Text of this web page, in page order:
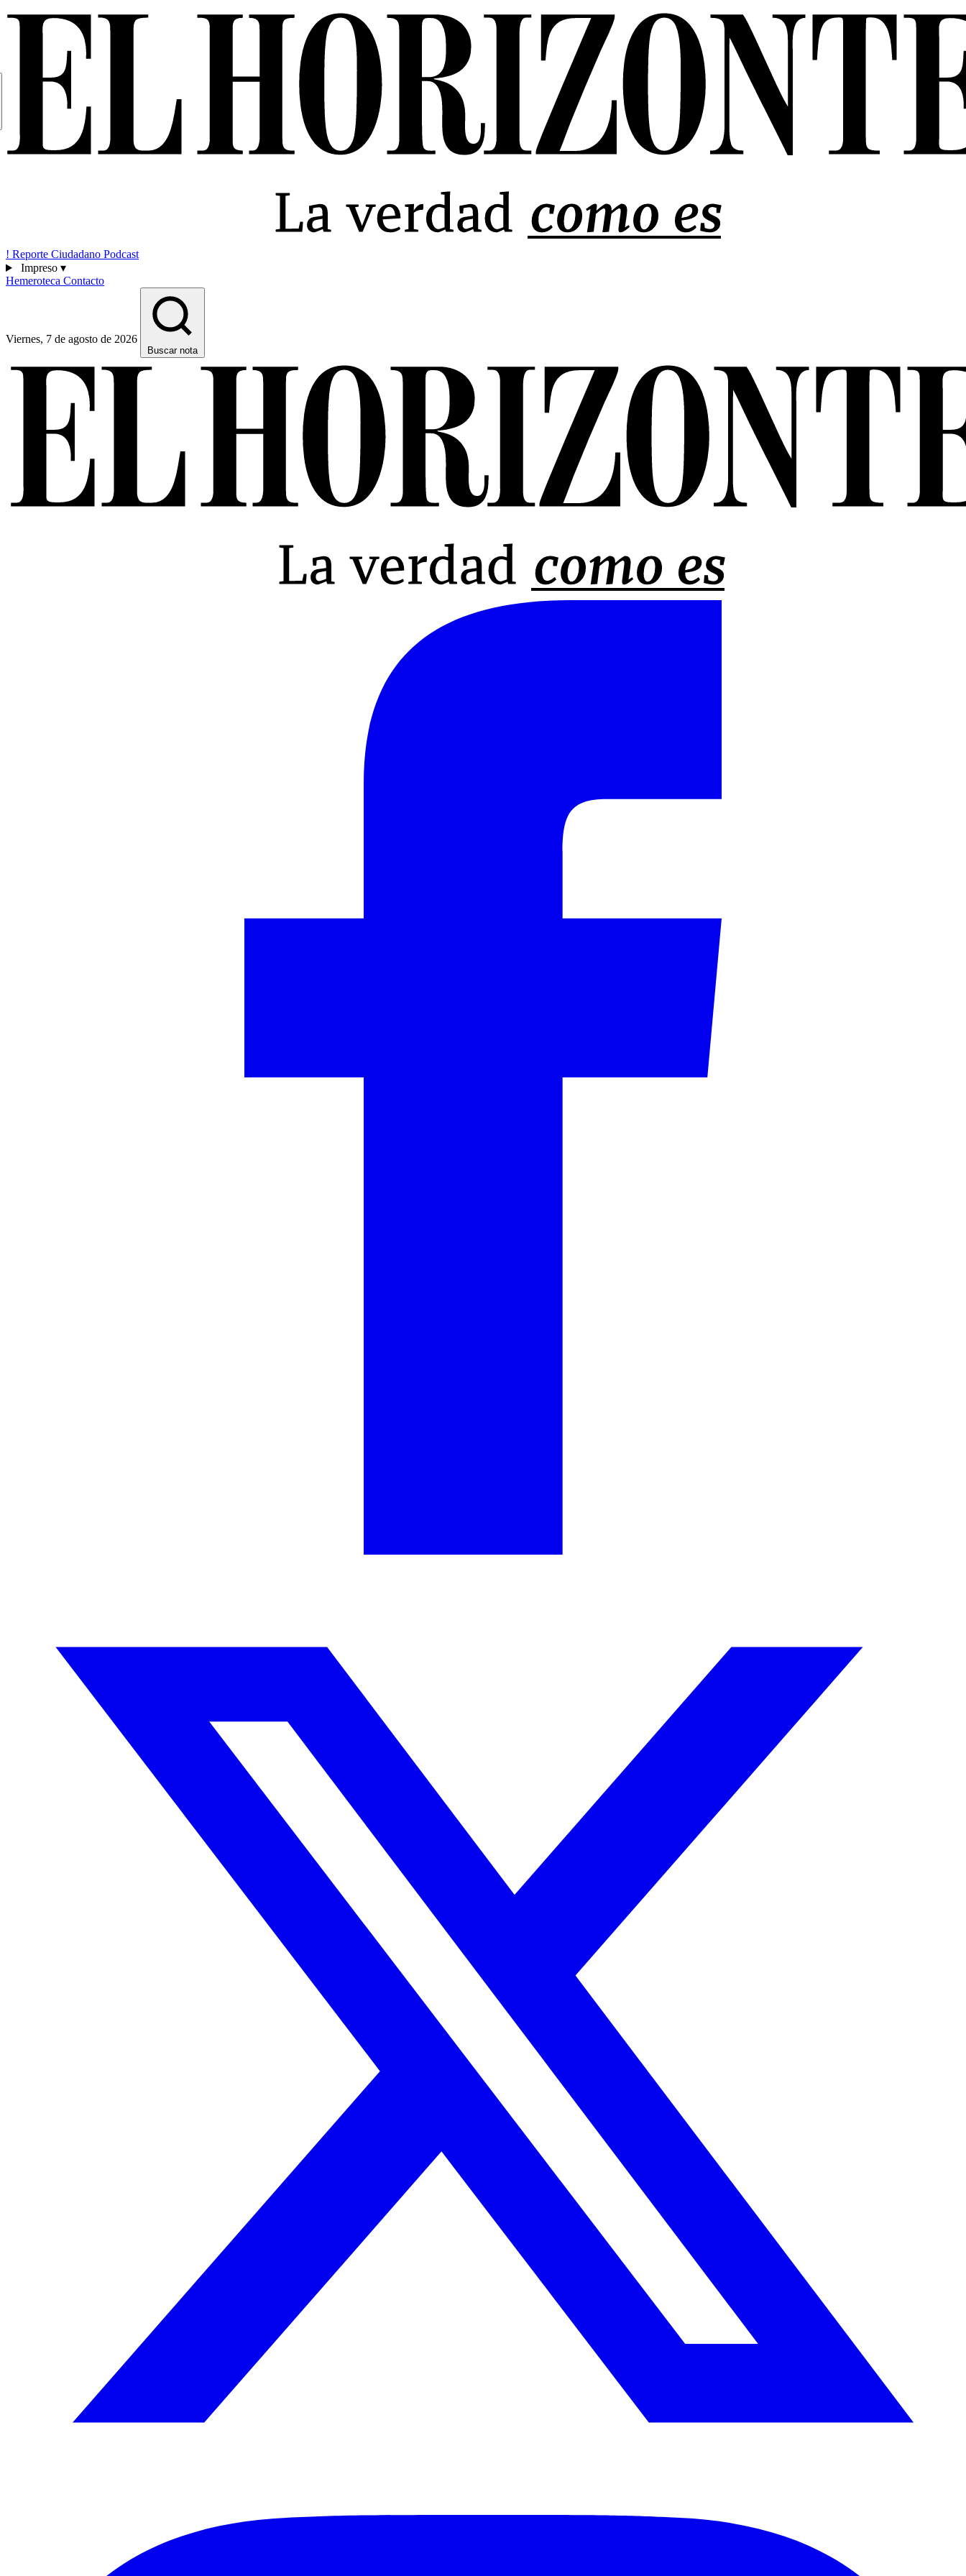
! Reporte Ciudadano Podcast
Impreso ▾
Hemeroteca Contacto
Viernes, 7 de agosto de 2026
Buscar nota